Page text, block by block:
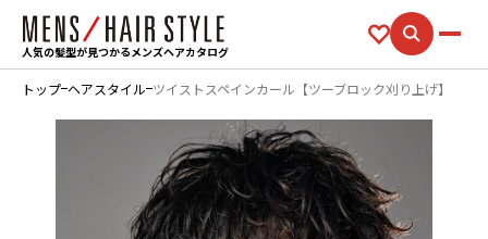
人気の髪型が見つかるメンズヘアカタログ
トップ ヘアスタイル ツイストスペインカール【ツーブロック刈り上げ】